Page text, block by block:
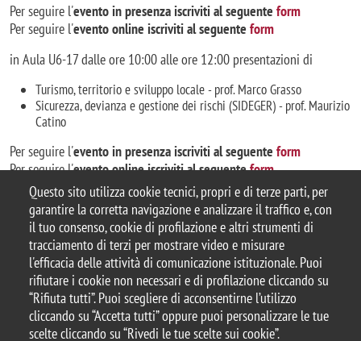
Questo sito utilizza cookie tecnici, propri e di terze parti, per
garantire la corretta navigazione e analizzare il traffico e, con
il tuo consenso, cookie di profilazione e altri strumenti di
tracciamento di terzi per mostrare video e misurare
l'efficacia delle attività di comunicazione istituzionale. Puoi
rifiutare i cookie non necessari e di profilazione cliccando su
“Rifiuta tutti”. Puoi scegliere di acconsentirne l’utilizzo
cliccando su “Accetta tutti” oppure puoi personalizzare le tue
scelte cliccando su “Rivedi le tue scelte sui cookie”.
Per seguire l'eventoin presenza iscriviti al seguente form
Per seguire l'evento online iscriviti al seguente form
in Aula U6-17 dalle ore 10:00 alle ore 12:00 presentazioni di
Turismo, territorio e sviluppo locale - prof. Marco Grasso
Sicurezza, devianza e gestione dei rischi (SIDEGER) - prof. Maurizio
Catino
Per seguire l'evento in presenza iscriviti al seguente form
Per seguire l'evento online iscriviti al seguenteform
© 2025 Università degli Studi di Milano-Bicocca
Piazza dell'Ateneo Nuovo, 1 - 20126, Milano
Casella PEC:ateneo.bicocca@pec.unimib.it
P.I. 12621570154 |Contattaci